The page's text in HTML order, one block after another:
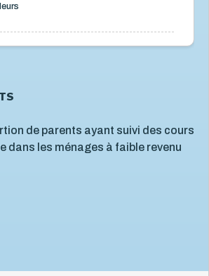
de parents ayant suivi des cours
dans les ménages à faible revenu